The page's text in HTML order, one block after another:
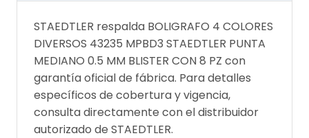
STAEDTLER respalda BOLIGRAFO 4 COLORES
DIVERSOS 43235 MPBD3 STAEDTLER PUNTA
MEDIANO 0.5 MM BLISTER CON 8 PZ con
garantía oficial de fábrica. Para detalles
específicos de cobertura y vigencia,
consulta directamente con el distribuidor
autorizado de STAEDTLER.